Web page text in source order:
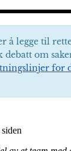
å legge til
debatt om
for